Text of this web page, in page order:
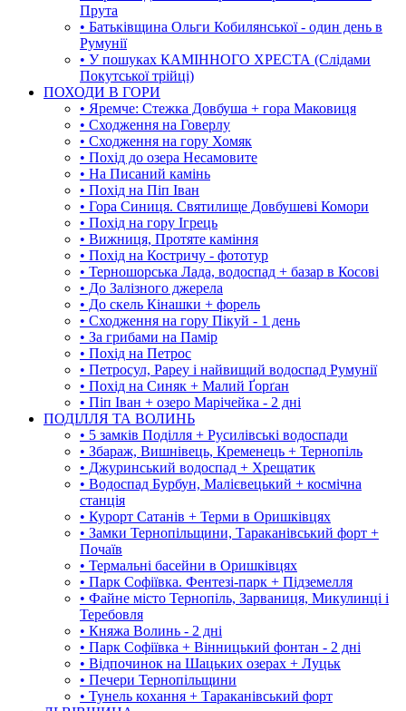
Прута
• Батьківщина Ольги Кобилянської - один день в
Румунії
• У пошуках КАМІННОГО ХРЕСТА (Слідами
Покутської трійці)
ПОХОДИ В ГОРИ
• Яремче: Стежка Довбуша + гора Маковиця
• Сходження на Говерлу
• Сходження на гору Хомяк
• Похід до озера Несамовите
• На Писаний камінь
• Похід на Піп Іван
• Гора Синиця. Святилище Довбушеві Комори
• Похід на гору Ігрець
• Вижниця, Протяте каміння
• Похід на Костричу - фототур
• Терношорська Лада, водоспад + базар в Косові
• До Залізного джерела
• До скель Кінашки + форель
• Сходження на гору Пікуй - 1 день
• За грибами на Памір
• Похід на Петрос
• Петросул, Рареу і найвищий водоспад Румунії
• Похід на Синяк + Малий Ґорґан
• Піп Іван + озеро Марічейка - 2 дні
ПОДІЛЛЯ ТА ВОЛИНЬ
• 5 замків Поділля + Русилівські водоспади
• Збараж, Вишнівець, Кременець + Тернопіль
• Джуринський водоспад + Хрещатик
• Водоспад Бурбун, Малієвецький + космічна
станція
• Курорт Сатанів + Терми в Оришківцях
• Замки Тернопільщини, Тараканівський форт +
Почаїв
• Термальні басейни в Оришківцях
• Парк Софіївка. Фентезі-парк + Підземелля
• Файне місто Тернопіль, Зарваниця, Микулинці і
Теребовля
• Княжа Волинь - 2 дні
• Парк Софіївка + Вінницький фонтан - 2 дні
• Відпочинок на Шацьких озерах + Луцьк
• Печери Тернопільщини
• Тунель кохання + Тараканівський форт